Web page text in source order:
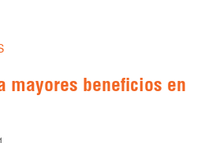
mayores beneficios en